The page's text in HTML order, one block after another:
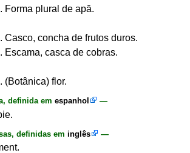
Forma plural de apă.
Casco, concha de frutos duros.
Escama, casca de cobras.
(Botânica) flor.
definida em espanhol —
definidas em inglês —